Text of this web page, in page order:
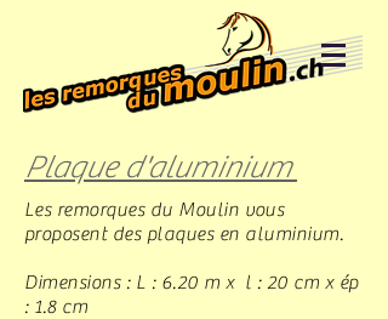
Plaque d'aluminium
Les remorques du Moulin vous
proposent des plaques en aluminium.
Dimensions : L : 6.20 m x l : 20 cm x ép
: 1.8 cm